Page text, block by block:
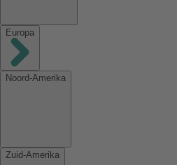
Europa
Noord-Amerika
Zuid-Amerika